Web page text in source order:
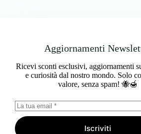
Aggiornamenti
Ricevi sconti esclusivi, aggiornamenti
e curiosità dal nostro mondo. Solo
valore, senza spam! 🐝🍯
Iscriviti